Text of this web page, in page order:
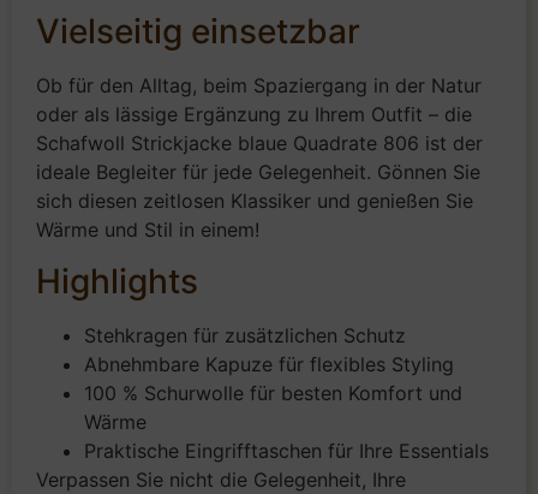
Vielseitig einsetzbar
Ob für den Alltag, beim Spaziergang in der Natur
oder als lässige Ergänzung zu Ihrem Outfit – die
Schafwoll Strickjacke blaue Quadrate 806 ist der
ideale Begleiter für jede Gelegenheit. Gönnen Sie
sich diesen zeitlosen Klassiker und genießen Sie
Wärme und Stil in einem!
Highlights
Stehkragen für zusätzlichen Schutz
Abnehmbare Kapuze für flexibles Styling
100 % Schurwolle für besten Komfort und
Wärme
Praktische Eingrifftaschen für Ihre Essentials
Verpassen Sie nicht die Gelegenheit, Ihre